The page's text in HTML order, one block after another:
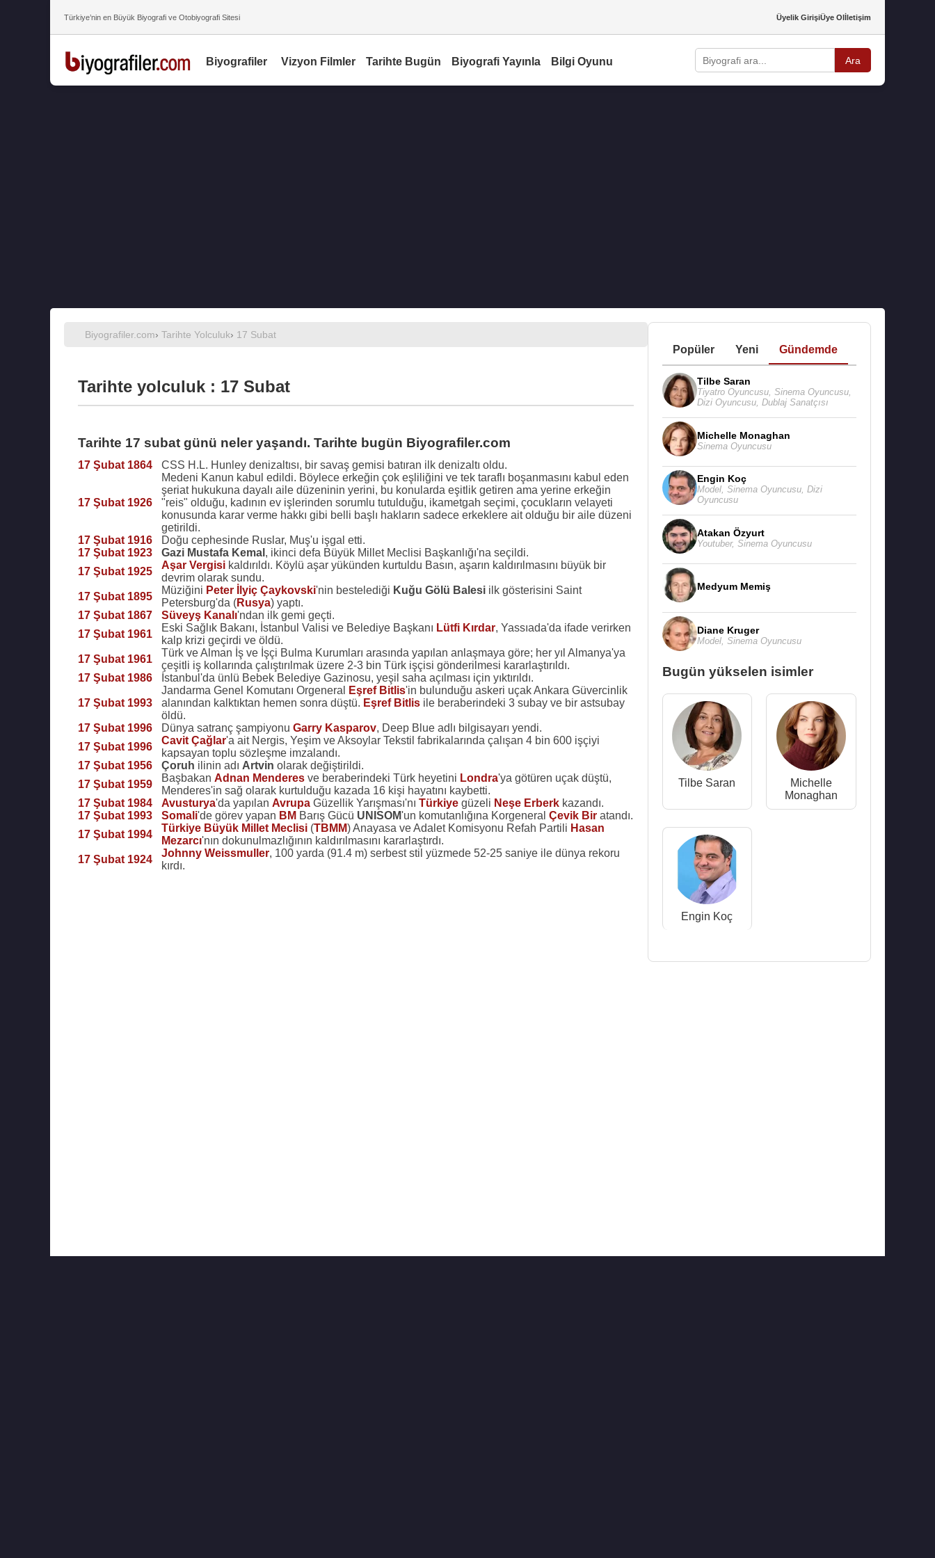
Türkiye’nin en Büyük Biyografi ve Otobiyografi Sitesi Üyelik GirişiÜye Olİletişim
Biyografiler Vizyon Filmler Tarihte Bugün Biyografi Yayınla Bilgi Oyunu Ara
Biyografiler.com› Tarihte Yolculuk› 17 Subat
Tarihte yolculuk : 17 Subat
Tarihte 17 subat günü neler yaşandı. Tarihte bugün Biyografiler.com
17 Şubat 1864 CSS H.L. Hunley denizaltısı, bir savaş gemisi batıran ilk denizaltı oldu.
17 Şubat 1926
Medeni Kanun kabul edildi. Böylece erkeğin çok eşliliğini ve tek taraflı boşanmasını kabul eden
şeriat hukukuna dayalı aile düzeninin yerini, bu konularda eşitlik getiren ama yerine erkeğin
"reis" olduğu, kadının ev işlerinden sorumlu tutulduğu, ikametgah seçimi, çocukların velayeti
konusunda karar verme hakkı gibi belli başlı hakların sadece erkeklere ait olduğu bir aile düzeni
getirildi.
17 Şubat 1916
Doğu cephesinde Ruslar, Muş'u işgal etti.
17 Şubat 1923
Gazi Mustafa Kemal , ikinci defa Büyük Millet Meclisi Başkanlığı'na seçildi.
17 Şubat 1925
Aşar Vergisikaldırıldı. Köylü aşar yükünden kurtuldu Basın, aşarın kaldırılmasını büyük bir
devrim olarak sundu.
17 Şubat 1895
Müziğini Peter İlyiç Çaykovski'nin bestelediği Kuğu Gölü Balesiilk gösterisini Saint
Petersburg'da (Rusya) yaptı.
17 Şubat 1867
Süveyş Kanalı'ndan ilk gemi geçti.
17 Şubat 1961
Eski Sağlık Bakanı, İstanbul Valisi ve Belediye Başkanı Lütfi Kırdar, Yassıada'da ifade verirken
kalp krizi geçirdi ve öldü.
17 Şubat 1961
Türk ve Alman İş ve İşçi Bulma Kurumları arasında yapılan anlaşmaya göre; her yıl Almanya'ya
çeşitli iş kollarında çalıştırılmak üzere 2-3 bin Türk işçisi gönderilmesi kararlaştırıldı.
17 Şubat 1986
İstanbul'da ünlü Bebek Belediye Gazinosu, yeşil saha açılması için yıktırıldı.
17 Şubat 1993
Jandarma Genel Komutanı Orgeneral Eşref Bitlis'in bulunduğu askeri uçak Ankara Güvercinlik
alanından kalktıktan hemen sonra düştü. Eşref Bitlisile beraberindeki 3 subay ve bir astsubay
öldü.
17 Şubat 1996
Dünya satranç şampiyonu Garry Kasparov, Deep Blue adlı bilgisayarı yendi.
17 Şubat 1996
Cavit Çağlar'a ait Nergis, Yeşim ve Aksoylar Tekstil fabrikalarında çalışan 4 bin 600 işçiyi
kapsayan toplu sözleşme imzalandı.
17 Şubat 1956
Çoruh ilinin adı Artvin olarak değiştirildi.
17 Şubat 1959
Başbakan Adnan Menderesve beraberindeki Türk heyetini Londra'ya götüren uçak düştü,
Menderes'in sağ olarak kurtulduğu kazada 16 kişi hayatını kaybetti.
17 Şubat 1984
Avusturya'da yapılan AvrupaGüzellik Yarışması'nı Türkiyegüzeli Neşe Erberkkazandı.
17 Şubat 1993
Somali'de görev yapan BM Barış Gücü UNISOM'un komutanlığına Korgeneral Çevik Biratandı.
17 Şubat 1994
Türkiye Büyük Millet Meclisi(TBMM) Anayasa ve Adalet Komisyonu Refah Partili Hasan
Mezarcı'nın dokunulmazlığının kaldırılmasını kararlaştırdı.
17 Şubat 1924
Johnny Weissmuller, 100 yarda (91.4 m) serbest stil yüzmede 52-25 saniye ile dünya rekoru
kırdı.
Popüler Yeni Gündemde
Tilbe Saran
Tiyatro Oyuncusu, Sinema Oyuncusu,
Dizi Oyuncusu, Dublaj Sanatçısı
Michelle Monaghan
Sinema Oyuncusu
Engin Koç
Model, Sinema Oyuncusu, Dizi
Oyuncusu
Atakan Özyurt
Youtuber, Sinema Oyuncusu
Medyum Memiş
Diane Kruger
Model, Sinema Oyuncusu
Bugün yükselen isimler
Tilbe Saran
Michelle
Monaghan
Engin Koç